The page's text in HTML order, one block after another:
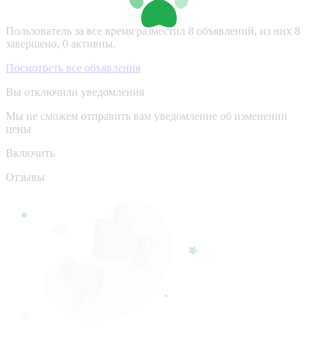
Пользователь за все время разместил 8 объявлений, из них 8
завершено, 0 активны.
Посмотреть все объявления
Вы отключили уведомления
Мы не сможем отправить вам уведомление об изменении
цены
Включить
Отзывы